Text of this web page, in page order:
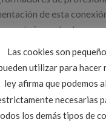
de esta
parte importante en
Sanchez Moránen
de Obras Públicas
de vida a los
(Campus Viriato)
Las cookies son
utilizar para hacer
ley afirma que podemos
necesarias
los demás tipos de